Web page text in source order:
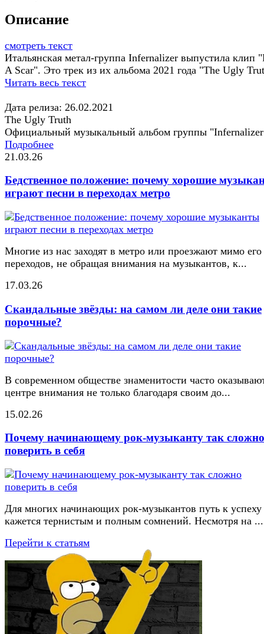
Описание
смотреть текст
Итальянская метал-группа Infernalizer выпустила клип
A Scar". Это трек из их альбома 2021 года "The Ugly
Читать весь текст
Дата релиза: 26.02.2021
The Ugly Truth
Официальный музыкальный альбом группы
Подробнее
21.03.26
Бедственное положение: почему хорошие
играют песни в переходах метро
Многие из нас заходят в метро или проезжают мимо его
переходов, не обращая внимания на музыкантов, к...
17.03.26
Скандальные звёзды: на самом ли деле они такие
порочные?
В современном обществе знаменитости часто
центре внимания не только благодаря своим до...
15.02.26
Почему начинающему рок-музыканту так сложно
поверить в себя
Для многих начинающих рок-музыкантов путь к успеху
кажется тернистым и полным сомнений. Несмотря на ...
Перейти к статьям